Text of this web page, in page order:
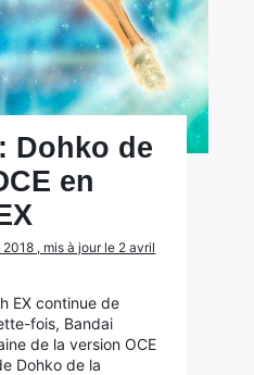
Dohko de
en
, mis à jour le 2 avril
EX continue de
fois, Bandai
de la version OCE
Dohko de la